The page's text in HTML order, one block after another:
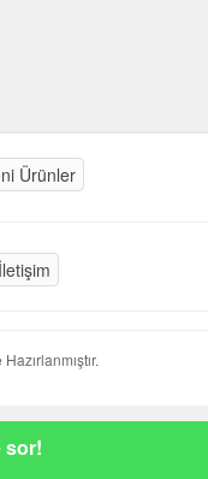
Ürünler
İletişim
Hazırlanmıştır.
sor!